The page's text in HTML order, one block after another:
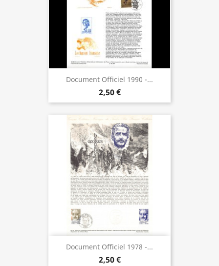
Document Officiel 1990 -...
2,50 €
Document Officiel 1978 -...
2,50 €